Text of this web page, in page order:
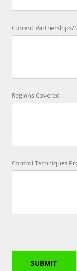
Current Partnerships/
Regions Covered
Control Techniques